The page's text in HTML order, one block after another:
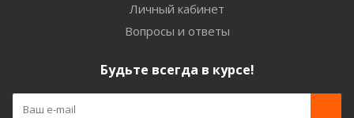
Личный кабинет
Вопросы и ответы
Будьте всегда в курсе!